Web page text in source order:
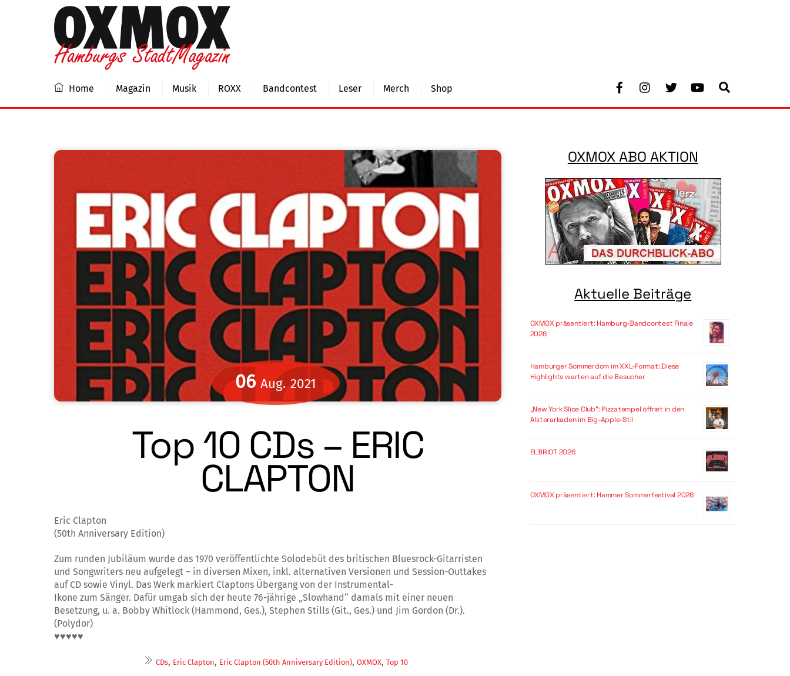
Facebook Youtube
Home Magazin Musik ROXX Bandcontest Leser Merch Shop
06 Aug. 2021
Top 10 CDs – ERIC
CLAPTON
Eric Clapton
(50th Anniversary Edition)
Zum runden Jubiläum wurde das 1970 veröffentlichte Solodebüt des britischen Bluesrock-Gitarristen
und Songwriters neu aufgelegt – in diversen Mixen, inkl. alternativen Versionen und Session-Outtakes
auf CD sowie Vinyl. Das Werk markiert Claptons Übergang von der Instrumental-
Ikone zum Sänger. Dafür umgab sich der heute 76-jährige „Slowhand“ damals mit einer neuen
Besetzung, u. a. Bobby Whitlock (Hammond, Ges.), Stephen Stills (Git., Ges.) und Jim Gordon (Dr.).
(Polydor)
♥♥♥♥♥
CDs, Eric Clapton, Eric Clapton (50th Anniversary Edition), OXMOX, Top 10
OXMOX ABO AKTION
Aktuelle Beiträge
OXMOX präsentiert: Hamburg-Bandcontest Finale
2026
Hamburger Sommerdom im XXL-Format: Diese
Highlights warten auf die Besucher
„New York Slice Club“: Pizzatempel öffnet in den
Alsterarkaden im Big-Apple-Stil
ELBRIOT 2026
OXMOX präsentiert: Hammer Sommerfestival 2026